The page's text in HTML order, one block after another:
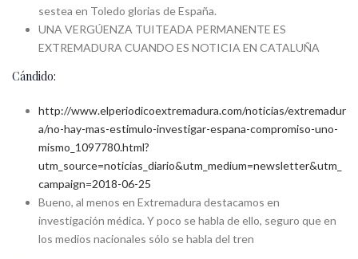
sestea en Toledo glorias de España.
UNA VERGÚENZA TUITEADA PERMANENTE ES
EXTREMADURA CUANDO ES NOTICIA EN CATALUÑA
Cándido:
http://www.elperiodicoextremadura.com/noticias/extremadur
a/no-hay-mas-estimulo-investigar-espana-compromiso-uno-
mismo_1097780.html?
utm_source=noticias_diario&utm_medium=newsletter&utm_
campaign=2018-06-25
Bueno, al menos en Extremadura destacamos en
investigación médica. Y poco se habla de ello, seguro que en
los medios nacionales sólo se habla del tren